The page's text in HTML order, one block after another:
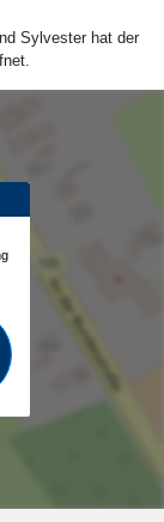
Sylvester hat der